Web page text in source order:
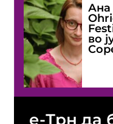
Ана
во
е-Трн да